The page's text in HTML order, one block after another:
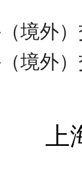
境外
境外
外